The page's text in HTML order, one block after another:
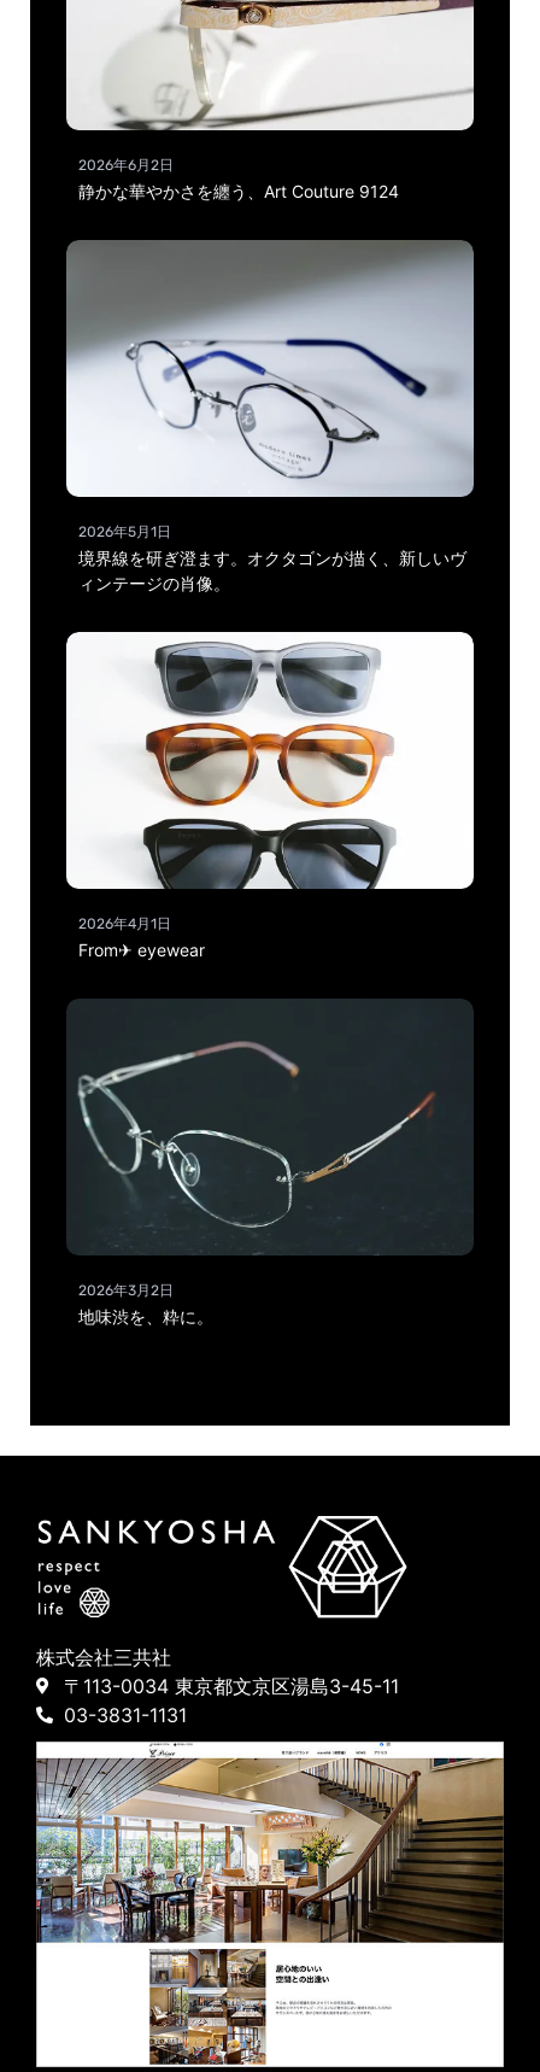
2026年6月2日
静かな華やかさを纏う、Art Couture 9124
2026年5月1日
境界線を研ぎ澄ます。オクタゴンが描く、新しいヴ
ィンテージの肖像。
2026年4月1日
From✈ eyewear
2026年3月2日
地味渋を、粋に。
株式会社三共社
〒113-0034 東京都文京区湯島3-45-11
03-3831-1131